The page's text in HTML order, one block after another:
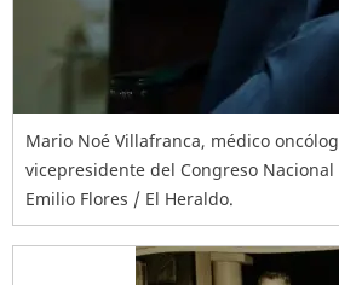
Mario Noé Villafranca, médico
vicepresidente del Congreso Nacional
Emilio Flores / El Heraldo.